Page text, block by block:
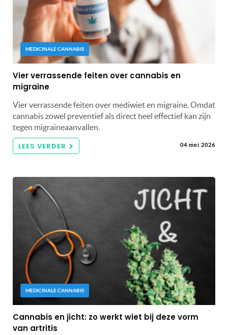
MEDICINALE CANNABIS
Vier verrassende feiten over cannabis en
migraine
Vier verrassende feiten over mediwiet en migraine. Omdat
cannabis zowel preventief als direct heel effectief kan zijn
tegen migraineaanvallen.
LEES VERDER 04 mei 2026
MEDICINALE CANNABIS
Cannabis en jicht: zo werkt wiet bij deze vorm
van artritis